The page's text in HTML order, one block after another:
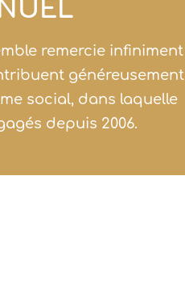
remercie infiniment
généreusement
social, dans laquelle
depuis 2006.